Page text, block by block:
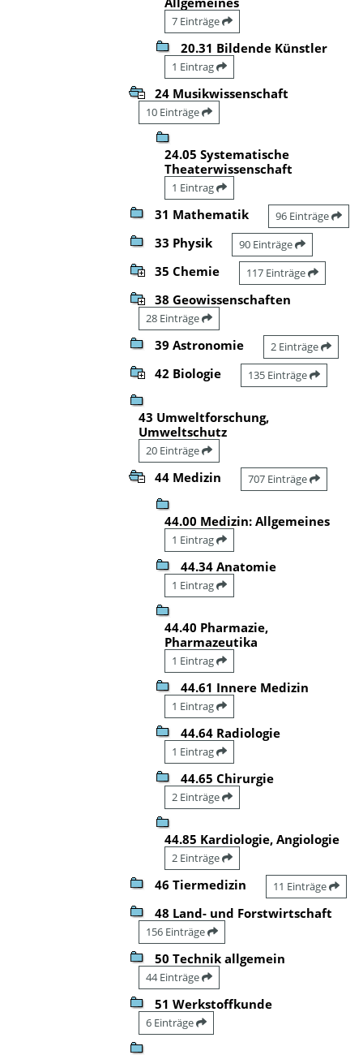
7 Einträge
20.31 Bildende Künstler
1 Eintrag
24 Musikwissenschaft
10 Einträge
24.05 Systematische
Theaterwissenschaft
1 Eintrag
31 Mathematik 96 Einträge
33 Physik 90 Einträge
35 Chemie 117 Einträge
38 Geowissenschaften
28 Einträge
39 Astronomie 2 Einträge
42 Biologie 135 Einträge
43 Umweltforschung,
Umweltschutz
20 Einträge
44 Medizin 707 Einträge
44.00 Medizin: Allgemeines
1 Eintrag
44.34 Anatomie
1 Eintrag
44.40 Pharmazie,
Pharmazeutika
1 Eintrag
44.61 Innere Medizin
1 Eintrag
44.64 Radiologie
1 Eintrag
44.65 Chirurgie
2 Einträge
44.85 Kardiologie, Angiologie
2 Einträge
46 Tiermedizin 11 Einträge
48 Land- und Forstwirtschaft
156 Einträge
50 Technik allgemein
44 Einträge
51 Werkstoffkunde
6 Einträge